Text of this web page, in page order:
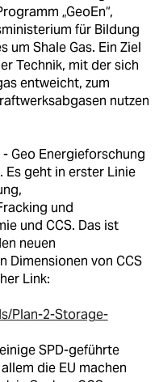
„GeoEn“,
für Bildung
um Shale Gas. Ein Ziel
Technik, mit der sich
entweicht, zum
nutzen
Geo Energieforschung
geht in erster Linie
und
und CCS. Das ist
neuen
Dimensionen von CCS
Link:
Plan-2-Storage-
SPD-geführte
die EU machen